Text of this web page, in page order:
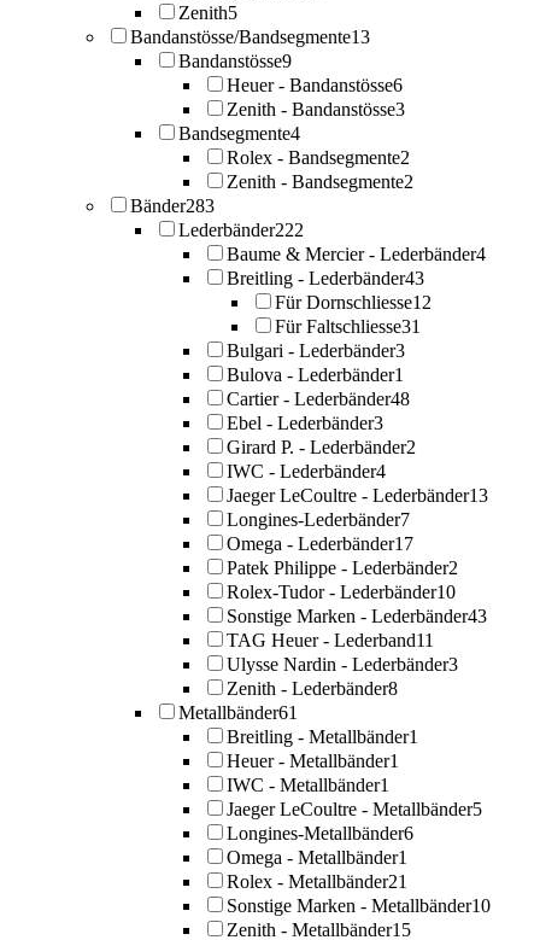
Zenith5
Bandanstösse/Bandsegmente13
Bandanstösse9
Heuer - Bandanstösse6
Zenith - Bandanstösse3
Bandsegmente4
Rolex - Bandsegmente2
Zenith - Bandsegmente2
Bänder283
Lederbänder222
Baume & Mercier - Lederbänder4
Breitling - Lederbänder43
Für Dornschliesse12
Für Faltschliesse31
Bulgari - Lederbänder3
Bulova - Lederbänder1
Cartier - Lederbänder48
Ebel - Lederbänder3
Girard P. - Lederbänder2
IWC - Lederbänder4
Jaeger LeCoultre - Lederbänder13
Longines-Lederbänder7
Omega - Lederbänder17
Patek Philippe - Lederbänder2
Rolex-Tudor - Lederbänder10
Sonstige Marken - Lederbänder43
TAG Heuer - Lederband11
Ulysse Nardin - Lederbänder3
Zenith - Lederbänder8
Metallbänder61
Breitling - Metallbänder1
Heuer - Metallbänder1
IWC - Metallbänder1
Jaeger LeCoultre - Metallbänder5
Longines-Metallbänder6
Omega - Metallbänder1
Rolex - Metallbänder21
Sonstige Marken - Metallbänder10
Zenith - Metallbänder15